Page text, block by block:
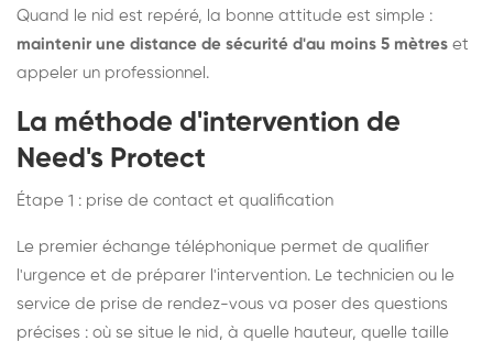
Quand le nid est repéré, la bonne attitude est simple :
maintenir une distance de sécurité d'au moins 5 mètres et
appeler un professionnel.
La méthode d'intervention de
Need's Protect
Étape 1 : prise de contact et qualification
Le premier échange téléphonique permet de qualifier
l'urgence et de préparer l'intervention. Le technicien ou le
service de prise de rendez-vous va poser des questions
précises : où se situe le nid, à quelle hauteur, quelle taille